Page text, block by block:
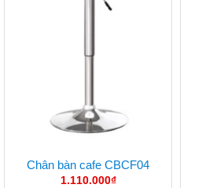
Chân bàn cafe CBCF04
1.110.000₫